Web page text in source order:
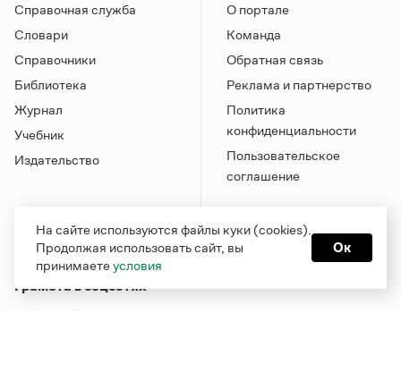
Справочная служба
Словари
Справочники
Библиотека
Журнал
Учебник
Издательство
О портале
Команда
Обратная связь
Реклама и партнерство
Политика
конфиденциальности
Пользовательское
соглашение
Грамота в соцсетях
На сайте используются файлы куки (cookies).
Продолжая использовать сайт, вы
принимаетеусловия
Ок